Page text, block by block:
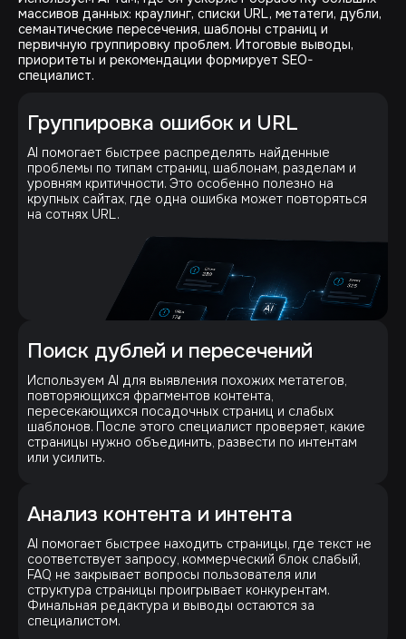
массивов данных: краулинг, списки URL, метатеги, дубли,
семантические пересечения, шаблоны страниц и
первичную группировку проблем. Итоговые выводы,
приоритеты и рекомендации формирует SEO-
специалист.
Группировка ошибок и URL
AI помогает быстрее распределять найденные
проблемы по типам страниц, шаблонам, разделам и
уровням критичности. Это особенно полезно на
крупных сайтах, где одна ошибка может повторяться
на сотнях URL.
Поиск дублей и пересечений
Используем AI для выявления похожих метатегов,
повторяющихся фрагментов контента,
пересекающихся посадочных страниц и слабых
шаблонов. После этого специалист проверяет, какие
страницы нужно объединить, развести по интентам
или усилить.
Анализ контента и интента
AI помогает быстрее находить страницы, где текст не
соответствует запросу, коммерческий блок слабый,
FAQ не закрывает вопросы пользователя или
структура страницы проигрывает конкурентам.
Финальная редактура и выводы остаются за
специалистом.